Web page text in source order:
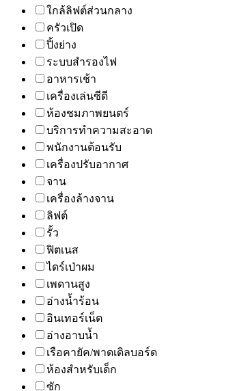
ใกล้ลิฟต์ส่วนกลาง
ครัวเปิด
ปิ้งย่าง
ระบบสำรองไฟ
อาหารเช้า
เครื่องเล่นซีดี
ห้องชมภาพยนตร์
บริการทำความสะอาด
พนักงานต้อนรับ
เครื่องปรับอากาศ
จาน
เครื่องล้างจาน
ลิฟต์
รั้ว
ฟิตเนส
ไดร์เป่าผม
เพดานสูง
อ่างน้ำร้อน
อินเทอร์เน็ต
อ่างอาบน้ำ
เรือคายัค/พาดเดิลบอร์ด
ห้องสำหรับเด็ก
ซัก